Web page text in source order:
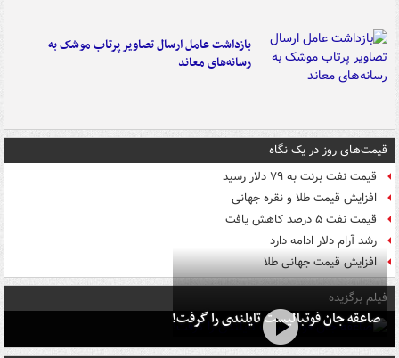
بازداشت عامل ارسال تصاویر پرتاب موشک به
رسانه‌های معاند
قیمت‌های روز در یک نگاه
قیمت نفت برنت به ۷۹ دلار رسید
افزایش قیمت طلا و نقره جهانی
قیمت نفت ۵ درصد کاهش یافت
رشد آرام دلار ادامه دارد
افزایش قیمت جهانی طلا
فیلم برگزیده
صاعقه جان فوتبالیست تایلندی را گرفت!